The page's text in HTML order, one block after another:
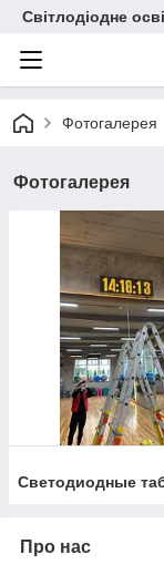
Світлодіодне
Фотогалерея
Фотогалерея
Светодиодные
Про нас